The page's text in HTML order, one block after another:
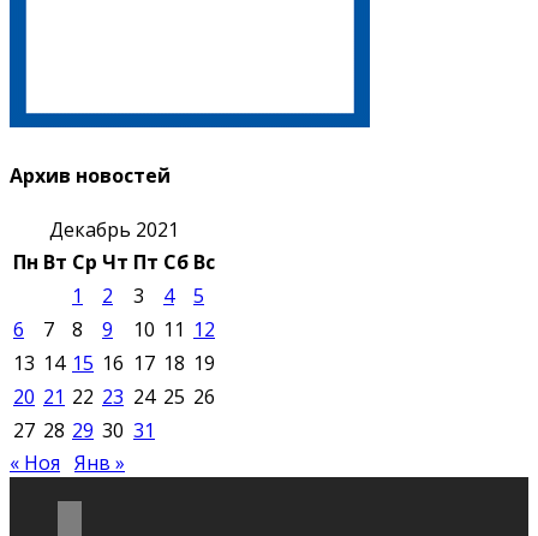
Архив новостей
Декабрь 2021
Пн Вт Ср Чт Пт Сб Вс
1
2 3 4
5
6
7 8 9 10 11 12
13 14 15 16 17 18 19
20 21 22 23 24 25 26
27 28 29 30 31
« Ноя Янв »